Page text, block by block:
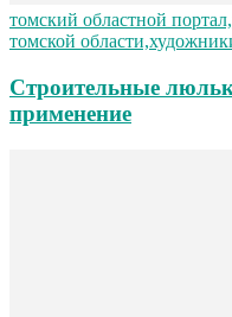
томский областной
томской
Строительные
применение